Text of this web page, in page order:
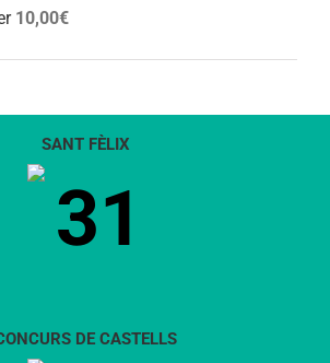
10,00€
SANT FÈLIX
31
DE CASTELLS